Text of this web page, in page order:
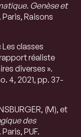
Genèse et
Paris, Raisons
Les classes
réaliste
diverses ».
4, 2021, pp. 37-
(M), et
des
Paris, PUF.